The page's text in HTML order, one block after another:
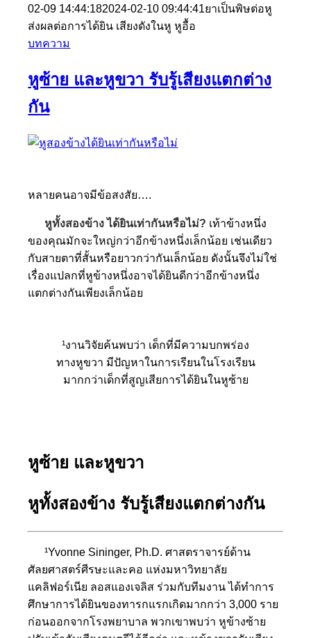
02-09 14:44:182024-02-10 09:44:41ยาเป็นพิษต่อหู
ส่งผลต่อการได้ยิน เสียงดังในหู หูอื้อ
บทความ
หูซ้าย และหูขวา รับรู้เสียงแตกต่าง
กัน
หลายคนอาจมีข้อสงสัย….
หูทั้งสองข้าง ได้ยินเท่ากันหรือไม่? เท้าข้างหนึ่ง
ของคุณมักจะใหญ่กว่าอีกข้างหนึ่งเล็กน้อย เช่นเดียว
กับสายตาที่สั้นหรือยาวกว่ากันเล็กน้อย ดังนั้นจึงไม่ใช่
เรื่องแปลกที่หูข้างหนึ่งอาจได้ยินดีกว่าอีกข้างหนึ่ง
แตกต่างกันเพียงเล็กน้อย
¹งานวิจัยค้นพบว่า เด็กที่มีความบกพร่อง
ทางหูขวา มีปัญหาในการเรียนในโรงเรียน
มากกว่าเด็กที่สูญเสียการได้ยินในหูซ้าย
หูซ้าย และหูขวา
หูทั้งสองข้าง รับรู้เสียงแตกต่างกัน
¹Yvonne Sininger, Ph.D. ศาสตราจารย์ด้าน
ศัลยศาสตร์ศีรษะและคอ แห่งมหาวิทยาลัย
แคลิฟอร์เนีย ลอสแองเจลิส ร่วมกับทีมงาน ได้ทำการ
ศึกษาการได้ยินของทารกแรกเกิดมากกว่า 3,000 ราย
ก่อนออกจากโรงพยาบาล พวกเขาพบว่า หูข้างซ้าย